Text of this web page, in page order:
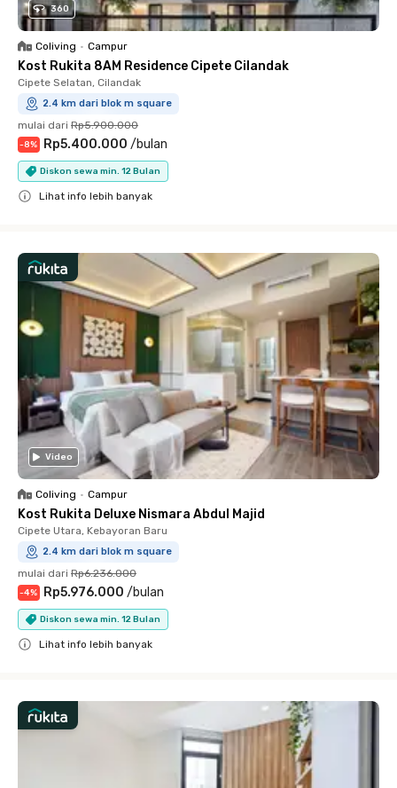
360
Coliving • Campur
Kost Rukita 8AM Residence Cipete Cilandak
Cipete Selatan, Cilandak
2.4 km dari blok m square
mulai dari Rp5.900.000
-8% Rp5.400.000 /bulan
Diskon sewa min. 12 Bulan
Lihat info lebih banyak
Video
Coliving • Campur
Kost Rukita Deluxe Nismara Abdul Majid
Cipete Utara, Kebayoran Baru
2.4 km dari blok m square
mulai dari Rp6.236.000
-4% Rp5.976.000 /bulan
Diskon sewa min. 12 Bulan
Lihat info lebih banyak